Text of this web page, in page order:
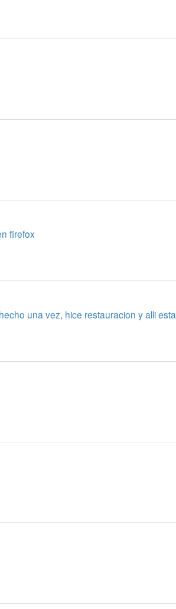
firefox
una vez, hice restauracion y alli esta